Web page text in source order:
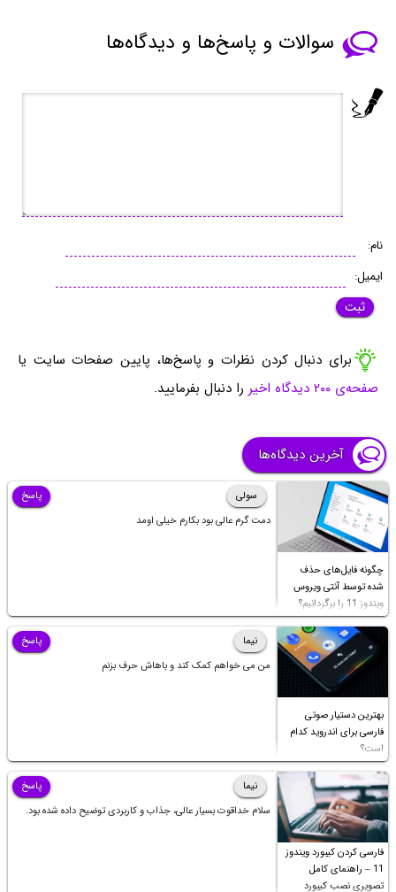
سوالات و پاسخ‌ها و دیدگاه‌ها
نام:
ایمیل:
برای دنبال کردن نظرات و پاسخ‌ها، پایین صفحات سایت یا
صفحه‌ی ۲۰۰ دیدگاه اخیر
را دنبال بفرمایید.
آخرین دیدگاه‌ها
چگونه فایل‌های حذف
شده توسط آنتی ویروس
ویندوز 11 را برگردانیم؟
سولی
دمت گرم عالی بود بکارم خیلی اومد
پاسخ
بهترین دستیار صوتی
فارسی برای اندروید کدام
است؟
نیما
من می خواهم کمک کند و باهاش حرف بزنم
پاسخ
فارسی کردن کیبورد ویندوز
11 – راهنمای کامل
تصویری نصب کیبورد
نیما
سلام خداقوت بسیار عالی، جذاب و کاربردی توضیح داده شده بود.
پاسخ